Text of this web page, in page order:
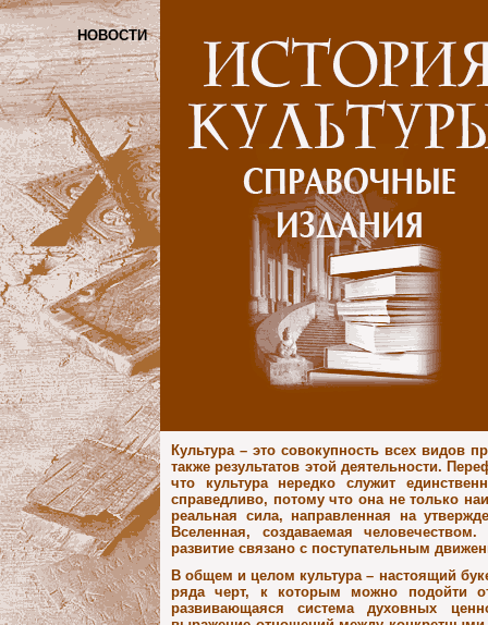
НОВОСТИ
Культура – это совокупность всех видов
также результатов этой деятельности.
что культура нередко служит
справедливо, потому что она не только
реальная сила, направленная на
Вселенная, создаваемая
развитие связано с поступательным
В общем и целом культура – настоящий
ряда черт, к которым можно подойти
развивающаяся система духовных